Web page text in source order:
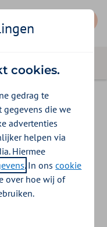
bij
cookies.
gedrag te
gegevens die we
advertenties
helpen via
Hiermee
. In onscookie
over hoe wij of